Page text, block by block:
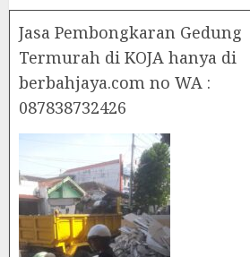
Jasa Pembongkaran Gedung
Termurah di KOJA hanya di
berbahjaya.com no WA :
087838732426